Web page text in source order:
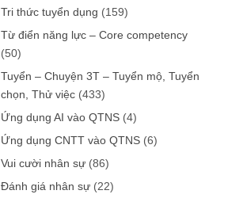
Tri thức tuyển dụng (159)
Từ điển năng lực – Core competency
(50)
Tuyển – Chuyện 3T – Tuyển mộ, Tuyển
chọn, Thử việc (433)
Ứng dụng AI vào QTNS (4)
Ứng dụng CNTT vào QTNS (6)
Vui cười nhân sự (86)
Đánh giá nhân sự (22)